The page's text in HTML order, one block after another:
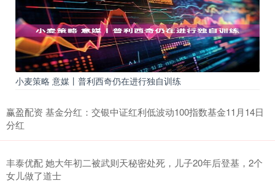
小麦策略 意媒丨普利西奇仍在进行独自训练
赢盈配资 基金分红：交银中证红利低波动100指数基金11月14日
分红
丰泰优配 她大年初二被武则天秘密处死，儿子20年后登基，2个
女儿做了道士